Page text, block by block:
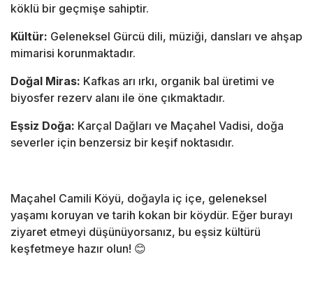
köklü bir geçmişe sahiptir.
Kültür: Geleneksel Gürcü dili, müziği, dansları ve ahşap
mimarisi korunmaktadır.
Doğal Miras: Kafkas arı ırkı, organik bal üretimi ve
biyosfer rezerv alanı ile öne çıkmaktadır.
Eşsiz Doğa: Karçal Dağları ve Maçahel Vadisi, doğa
severler için benzersiz bir keşif noktasıdır.
Maçahel Camili Köyü, doğayla iç içe, geleneksel
yaşamı koruyan ve tarih kokan bir köydür. Eğer burayı
ziyaret etmeyi düşünüyorsanız, bu eşsiz kültürü
keşfetmeye hazır olun! 😊